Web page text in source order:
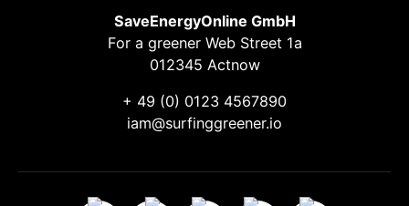
SaveEnergyOnline GmbH
For a greener Web Street 1a
012345 Actnow
+ 49 (0) 0123 4567890
iam@surfinggreener.io